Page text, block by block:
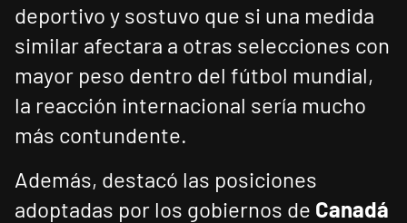
deportivo y sostuvo que si una medida
similar afectara a otras selecciones con
mayor peso dentro del fútbol mundial,
la reacción internacional sería mucho
más contundente.
Además, destacó las posiciones
adoptadas por los gobiernos de Canadá